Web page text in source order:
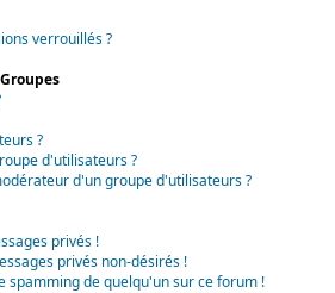
verrouillés ?
?
d'utilisateurs ?
d'un groupe d'utilisateurs ?
privés !
privés non-désirés !
spamming de quelqu'un sur ce forum !